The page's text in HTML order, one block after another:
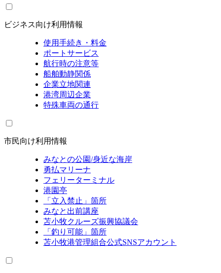
ビジネス向け利用情報
使用手続き・料金
ポートサービス
航行時の注意等
船舶動静関係
企業立地関連
港湾周辺企業
特殊車両の通行
市民向け利用情報
みなとの公園/身近な海岸
勇払マリーナ
フェリーターミナル
港園亭
「立入禁止」箇所
みなと出前講座
苫小牧クルーズ振興協議会
「釣り可能」箇所
苫小牧港管理組合公式SNSアカウント